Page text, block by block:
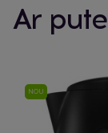
Ar
NOU